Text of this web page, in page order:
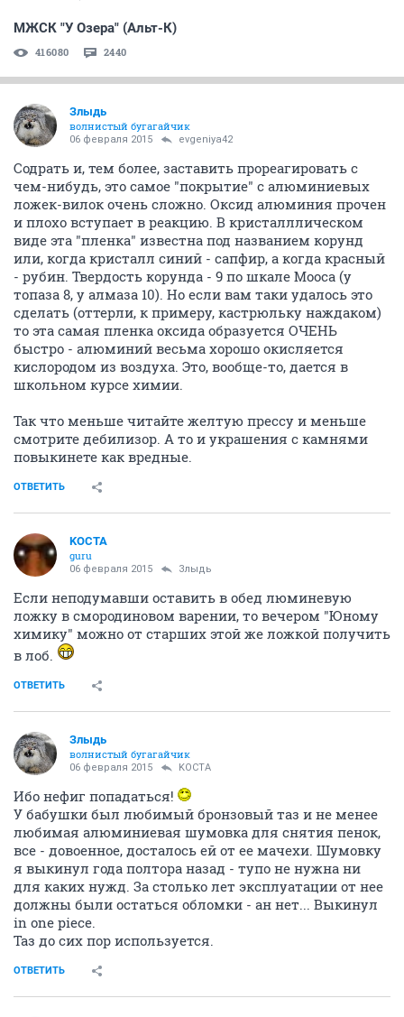
МЖСК "У Озера" (Альт-К)
416080 2440
Злыдь
волнистый бугагайчик
06 февраля 2015 evgeniya42
Содрать и, тем более, заставить прореагировать с
чем-нибудь, это самое "покрытие" с алюминиевых
ложек-вилок очень сложно. Оксид алюминия прочен
и плохо вступает в реакцию. В кристалллическом
виде эта "пленка" известна под названием корунд
или, когда кристалл синий - сапфир, а когда красный
- рубин. Твердость корунда - 9 по шкале Мооса (у
топаза 8, у алмаза 10). Но если вам таки удалось это
сделать (оттерли, к примеру, кастрюльку наждаком)
то эта самая пленка оксида образуется ОЧЕНЬ
быстро - алюминий весьма хорошо окисляется
кислородом из воздуха. Это, вообще-то, дается в
школьном курсе химии.
Так что меньше читайте желтую прессу и меньше
смотрите дебилизор. А то и украшения с камнями
повыкинете как вредные.
ОТВЕТИТЬ
KOCTA
guru
06 февраля 2015 Злыдь
Если неподумавши оставить в обед люминевую
ложку в смородиновом варении, то вечером "Юному
химику" можно от старших этой же ложкой получить
в лоб.
ОТВЕТИТЬ
Злыдь
волнистый бугагайчик
06 февраля 2015 KOCTA
Ибо нефиг попадаться!
У бабушки был любимый бронзовый таз и не менее
любимая алюминиевая шумовка для снятия пенок,
все - довоенное, досталось ей от ее мачехи. Шумовку
я выкинул года полтора назад - тупо не нужна ни
для каких нужд. За столько лет эксплуатации от нее
должны были остаться обломки - ан нет... Выкинул
in one piece.
Таз до сих пор используется.
ОТВЕТИТЬ